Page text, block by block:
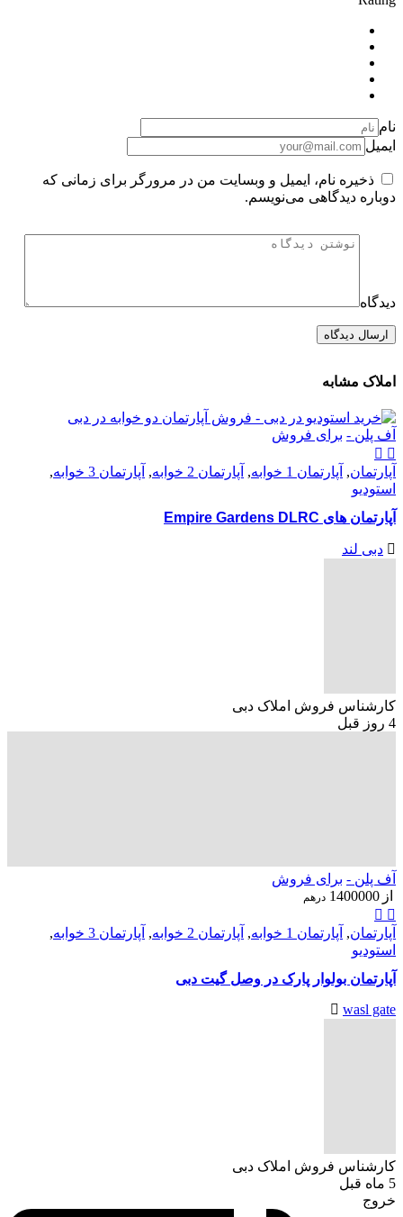
نام
ایمیل
ذخیره نام، ایمیل و وبسایت من در مرورگر برای زمانی که
دوباره دیدگاهی می‌نویسم.
دیدگاه
املاک مشابه
آف پلن - برای فروش
آپارتمان, آپارتمان 1 خوابه , آپارتمان 2 خوابه , آپارتمان 3 خوابه
,
استودیو
آپارتمان های Empire Gardens DLRC
دبی لند
کارشناس فروش املاک دبی
4 روز قبل
آف پلن - برای فروش
از 1400000 درهم
آپارتمان, آپارتمان 1 خوابه , آپارتمان 2 خوابه , آپارتمان 3 خوابه
,
استودیو
آپارتمان بولوار پارک در وصل گیت دبی
wasl gate
کارشناس فروش املاک دبی
5 ماه قبل
خروج